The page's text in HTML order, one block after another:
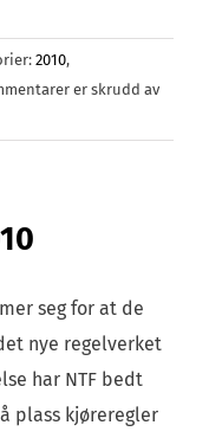
2010,
er skrudd avfor
seg for at de
nye regelverket
har NTF bedt
plass kjøreregler